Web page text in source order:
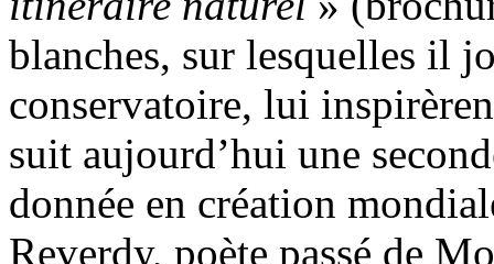
blanches, sur lesquelles il
conservatoire, lui
suit aujourd’hui une
donnée en création
Reverdy, poète passé de